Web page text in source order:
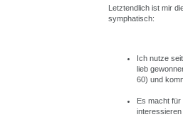
Letztendlich ist mir
symphatisch:
Ich nutze
lieb
60) und
Es macht für